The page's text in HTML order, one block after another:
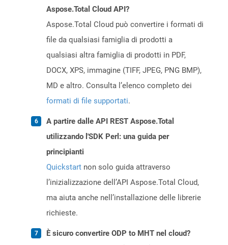
Aspose.Total Cloud API?
Aspose.Total Cloud può convertire i formati di
file da qualsiasi famiglia di prodotti a
qualsiasi altra famiglia di prodotti in PDF,
DOCX, XPS, immagine (TIFF, JPEG, PNG BMP),
MD e altro. Consulta l’elenco completo dei
formati di file supportati.
A partire dalle API REST Aspose.Total
utilizzando l'SDK Perl: una guida per
principianti
Quickstart non solo guida attraverso
l’inizializzazione dell’API Aspose.Total Cloud,
ma aiuta anche nell’installazione delle librerie
richieste.
È sicuro convertire ODP to MHT nel cloud?